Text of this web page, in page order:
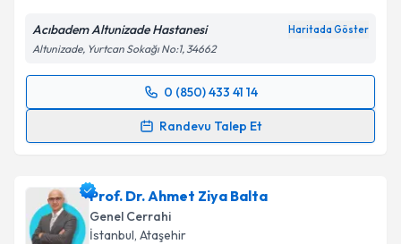
Acıbadem Altunizade Hastanesi Haritada Göster
Altunizade, Yurtcan Sokağı No:1, 34662
0 (850) 433 41 14
Randevu Talep Et
Randevu Takvimi Talebi
takvim hazırlandığında e-posta ile bilgilendireceğiz.
E-posta Adresiniz
Prof. Dr. Ahmet Ziya Balta
Genel Cerrahi
İstanbul, Ataşehir